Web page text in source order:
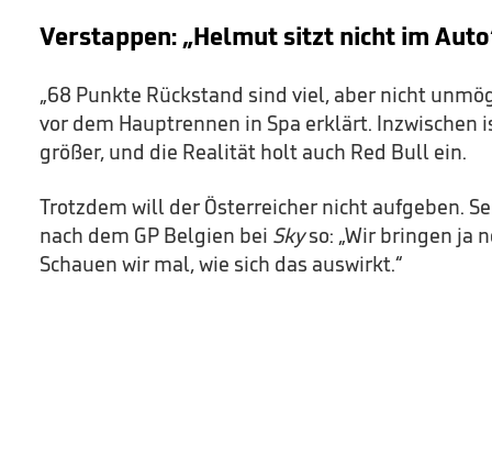
Verstappen: „Helmut sitzt nicht im
„68 Punkte Rückstand sind viel, aber nicht
vor dem Hauptrennen in Spa erklärt. Inzwischen
größer, und die Realität holt auch Red Bull ein.
Trotzdem will der Österreicher nicht aufgeben.
nach dem GP Belgien bei Skyso: „Wir bringen ja
Schauen wir mal, wie sich das auswirkt.“